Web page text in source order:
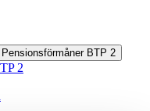
Pensionsförmåner BTP 2
2